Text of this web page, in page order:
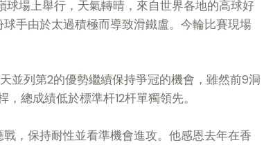
球場上舉行，天氣轉晴，來自世界各地的高球好
手由於太過積極而導致滑鐵盧。今輪比賽現場
並列第2的優勢繼續保持爭冠的機會，雖然前9洞
總成績低於標準杆12杆單獨領先。
，保持耐性並看準機會進攻。他感恩去年在香